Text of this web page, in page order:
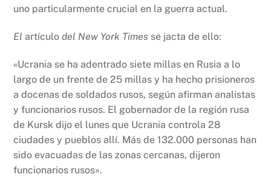
uno particularmente crucial en la guerra actual.
El artículodel New York Times se jacta de ello:
«Ucrania se ha adentrado siete millas en Rusia a lo
largo de un frente de 25 millas y ha hecho prisioneros
a docenas de soldados rusos, según afirman analistas
y funcionarios rusos. El gobernador de la región rusa
de Kursk dijo el lunes que Ucrania controla 28
ciudades y pueblos allí. Más de 132.000 personas han
sido evacuadas de las zonas cercanas, dijeron
funcionarios rusos».